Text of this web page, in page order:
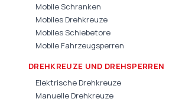
Mobile Schranken
Mobiles Drehkreuze
Mobiles Schiebetore
Mobile Fahrzeugsperren
DREHKREUZE UND DREHSPERREN
Elektrische Drehkreuze
Manuelle Drehkreuze